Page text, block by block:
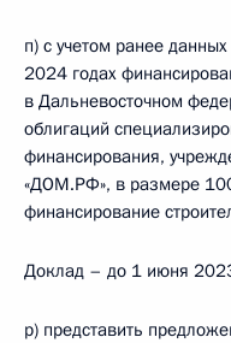
п) с учетом ранее
2024 годах
в Дальневосточном
облигаций
финансирования,
«ДОМ.РФ», в размере
финансирование
Доклад – до 1 июня
р) представить